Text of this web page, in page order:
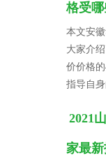
格受
本文安
大家介
价价格
指导自身
2021
家最